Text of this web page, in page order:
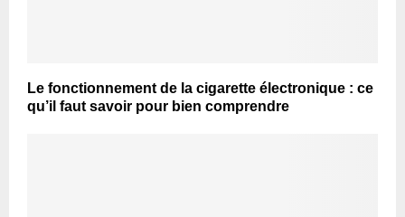
Le fonctionnement de la cigarette électronique : ce
qu’il faut savoir pour bien comprendre